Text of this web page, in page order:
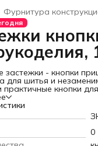
Фурнитура
застежки - кнопки
для шитья и
практичные кнопки
вам надежно
аксессуары или
кнопка имеет размер
их на тканях и
кнопки
и
0